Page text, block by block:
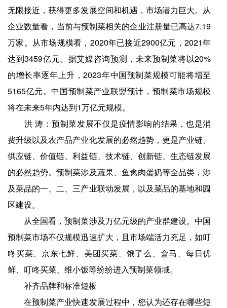
无限接近，获得更多发展空间和机遇，市场潜力巨大。从
企业数量看，当前与预制菜相关的企业注册量已高达7.19
万家。从市场规模看，2020年已接近2900亿元，2021年
达到3459亿元。据艾媒咨询预测，未来预制菜将以20%
的增长率逐年上升，2023年中国预制菜规模可能将增至
5165亿元。中国预制菜产业联盟预计，预制菜市场规模
将在未来5年内达到1万亿元规模。
洪 涛：预制菜发展不仅是疫情影响的结果，也是消
费升级以及农产品产业化发展的必然趋势，更是产业链、
供应链、价值链、利益链、技术链、创新链、生态链发展
的必然趋势。预制菜涉及蔬果、鱼禽肉蛋奶等全品类，涉
及菜品的一、二、三产业联动发展，以及菜品的基地和园
区建设。
从全国看，预制菜涉及万亿元级的产业群建设。中国
预制菜市场不仅规模迅速扩大，且市场端活力充足，如叮
咚买菜、京东七鲜、美团买菜、饿了么、盒马、每日优
鲜、叮咚买菜、维小饭等纷纷进入预制菜领域。
补齐品牌和标准短板
在预制菜产业快速发展过程中，您认为还存在哪些短